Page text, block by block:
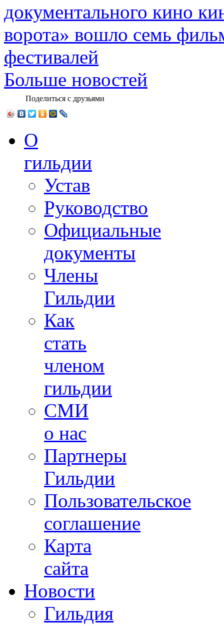
документального кино
ворота» вошло семь
фестивалей
Больше новостей
Поделиться с друзьями
О
гильдии
Устав
Руководство
Официальные
документы
Члены
Гильдии
Как
стать
членом
гильдии
СМИ
о нас
Партнеры
Гильдии
Пользовательское
соглашение
Карта
сайта
Новости
Гильдия